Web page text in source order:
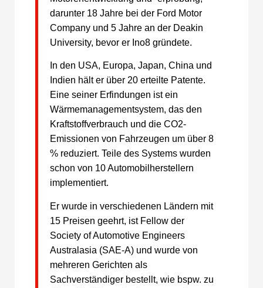
darunter 18 Jahre bei der Ford Motor
Company und 5 Jahre an der Deakin
University, bevor er Ino8 gründete.
In den USA, Europa, Japan, China und
Indien hält er über 20 erteilte Patente.
Eine seiner Erfindungen ist ein
Wärmemanagementsystem, das den
Kraftstoffverbrauch und die CO2-
Emissionen von Fahrzeugen um über 8
% reduziert. Teile des Systems wurden
schon von 10 Automobilherstellern
implementiert.
Er wurde in verschiedenen Ländern mit
15 Preisen geehrt, ist Fellow der
Society of Automotive Engineers
Australasia (SAE-A) und wurde von
mehreren Gerichten als
Sachverständiger bestellt, wie bspw. zu